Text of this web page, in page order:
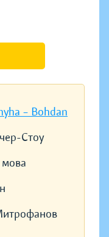
– Bohdan
Стоу
мова